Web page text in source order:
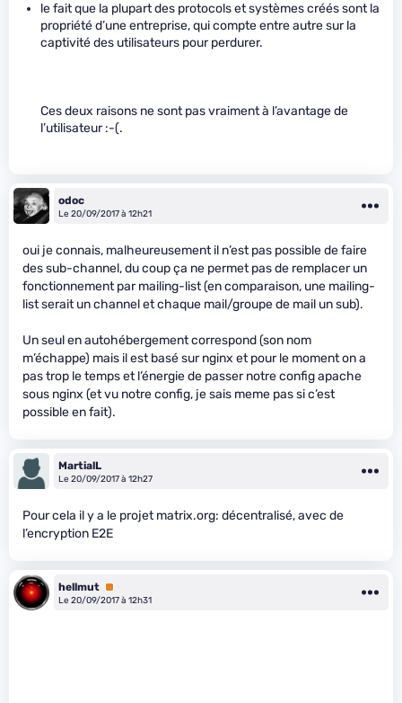
le fait que la plupart des protocols et systèmes créés sont la
propriété d’une entreprise, qui compte entre autre sur la
captivité des utilisateurs pour perdurer.
Ces deux raisons ne sont pas vraiment à l’avantage de
l’utilisateur :-(.
odoc
Le 20/09/2017 à 12h21
oui je connais, malheureusement il n’est pas possible de faire
des sub-channel, du coup ça ne permet pas de remplacer un
fonctionnement par mailing-list (en comparaison, une mailing-
list serait un channel et chaque mail/groupe de mail un sub).
Un seul en autohébergement correspond (son nom
m’échappe) mais il est basé sur nginx et pour le moment on a
pas trop le temps et l’énergie de passer notre config apache
sous nginx (et vu notre config, je sais meme pas si c’est
possible en fait).
MartialL
Le 20/09/2017 à 12h27
Pour cela il y a le projet matrix.org: décentralisé, avec de
l’encryption E2E
hellmut Premium
Le 20/09/2017 à 12h31